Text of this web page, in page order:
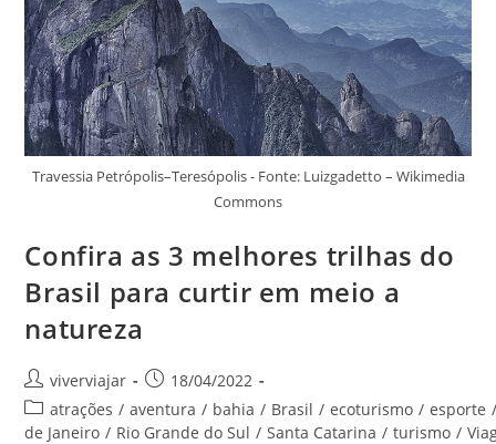
Travessia Petrópolis–Teresópolis - Fonte: Luizgadetto – Wikimedia
Commons
Confira as 3 melhores trilhas do
Brasil para curtir em meio a
natureza
Autor
do
post:
viverviajar
Post
publicado:
18/04/2022
Categoria
do
atrações / aventura / bahia / Brasil / ecoturismo / esporte
de Janeiro / Rio Grande do Sul / Santa Catarina / turismo /